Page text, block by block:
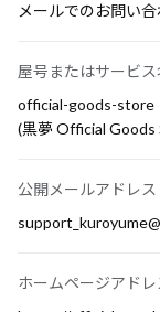
メールでのお問い
屋号またはサービス
official-goods-store
(黒夢 Official Goods
公開メールアドレス
ホームページアドレ